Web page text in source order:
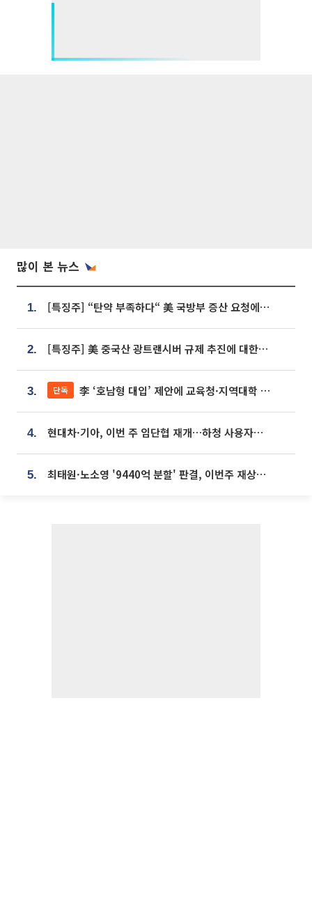
많이 본 뉴스
1. [특징주] “탄약 부족하다“ 美 국방부 증산 요청에⋯국내 방산주 급등세
2. [특징주] 美 중국산 광트랜시버 규제 추진에 대한광통신 등 광통신株 강세
3. 단독 李 ‘호남형 대입’ 제안에 교육청·지역대학 서·논술형 입시 연계 '착수'
4. 현대차·기아, 이번 주 임단협 재개…하청 사용자성 재심도 ‘변수’
5. 최태원·노소영 '9440억 분할' 판결, 이번주 재상고 여부 주목